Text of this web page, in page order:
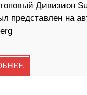
Дивизион
представлен на